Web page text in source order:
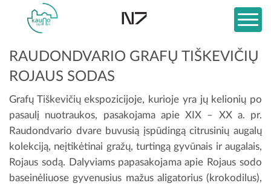
RAUDONDVARIO GRAFŲ TIŠKEVIČIŲ
ROJAUS SODAS
Grafų Tiškevičių ekspozicijoje, kurioje yra jų kelionių po
pasaulį nuotraukos, pasakojama apie XIX – XX a. pr.
Raudondvario dvare buvusią įspūdingą citrusinių augalų
kolekciją, neįtikėtinai gražų, turtingą gyvūnais ir augalais,
Rojaus sodą. Dalyviams papasakojama apie Rojaus sodo
baseinėliuose gyvenusius mažus aligatorius (krokodilus),